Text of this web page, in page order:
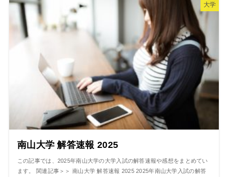
大学
南山大学 解答速報 2025
この記事では、2025年南山大学の大学入試の解答速報や感想をまとめてい
ます。 関連記事＞＞ 南山大学 解答速報 2025 2025年南山大学入試の解答